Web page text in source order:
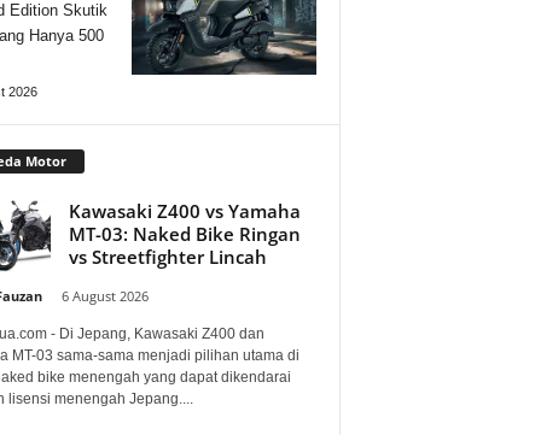
Edition Skutik
Hanya 500
2026
Motor
Kawasaki Z400 vs Yamaha
MT-03: Naked Bike Ringan
vs Streetfighter Lincah
6 August 2026
- Di Jepang, Kawasaki Z400 dan
MT-03 sama-sama menjadi pilihan utama di
bike menengah yang dapat dikendarai
lisensi menengah Jepang....